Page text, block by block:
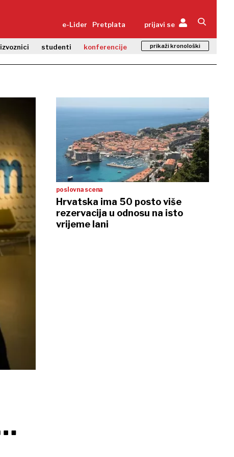
e-Lider Pretplata prijavi se
izvoznici studenti konferencije prikaži kronološki
poslovna scena
Hrvatska ima 50 posto više
rezervacija u odnosu na isto
vrijeme lani